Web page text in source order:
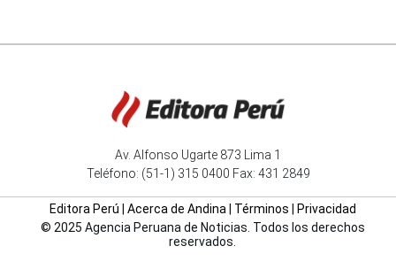
Av. Alfonso Ugarte 873 Lima 1
Teléfono: (51-1) 315 0400 Fax: 431 2849
Editora Perú Acerca de Andina| Términos
Privacidad
© 2025 Agencia Peruana de Noticias. Todos los derechos
reservados.